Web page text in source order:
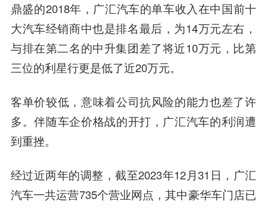
鼎盛的2018年，广汇汽车的单车收入在中国前十
大汽车经销商中也是排名最后，为14万元左右，
与排在第二名的中升集团差了将近10万元，比第
三位的利星行更是低了近20万元。
客单价较低，意味着公司抗风险的能力也差了许
多。伴随车企价格战的开打，广汇汽车的利润遭
到重挫。
经过近两年的调整，截至2023年12月31日，广汇
汽车一共运营735个营业网点，其中豪华车门店已